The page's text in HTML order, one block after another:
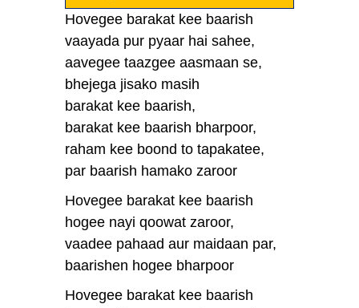
Hovegee barakat kee baarish
vaayada pur pyaar hai sahee,
aavegee taazgee aasmaan se,
bhejega jisako masih
barakat kee baarish,
barakat kee baarish bharpoor,
raham kee boond to tapakatee,
par baarish hamako zaroor
Hovegee barakat kee baarish
hogee nayi qoowat zaroor,
vaadee pahaad aur maidaan par,
baarishen hogee bharpoor
Hovegee barakat kee baarish